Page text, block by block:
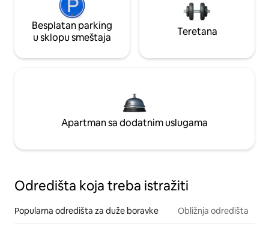
Besplatan parking
u sklopu smeštaja
Teretana
Apartman sa dodatnim uslugama
Odredišta koja treba istražiti
Popularna odredišta za duže boravke Obližnja odredišta